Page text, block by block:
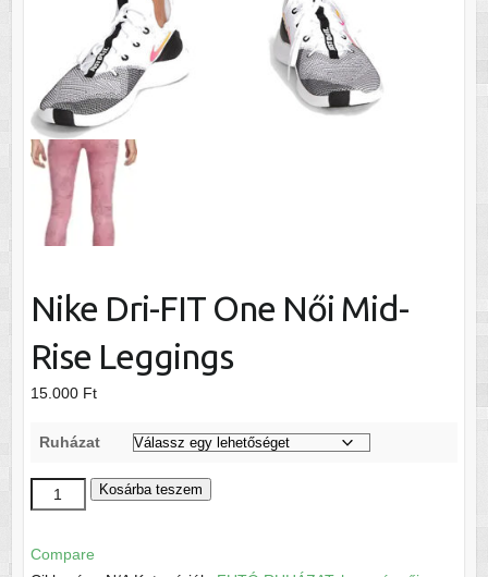
Nike Dri-FIT One Női Mid-
Rise Leggings
15.000 Ft
Ruházat
Nike
Dri-
Kosárba teszem
Compare